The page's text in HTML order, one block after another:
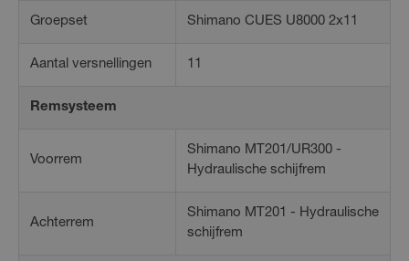
Groepset Shimano CUES U8000 2x11
Aantal versnellingen 11
Remsysteem
Voorrem
Shimano MT201/UR300 -
Hydraulische schijfrem
Achterrem
Shimano MT201 - Hydraulische
schijfrem